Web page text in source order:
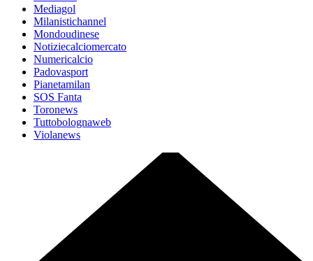
Mediagol
Milanistichannel
Mondoudinese
Notiziecalciomercato
Numericalcio
Padovasport
Pianetamilan
SOS Fanta
Toronews
Tuttobolognaweb
Violanews